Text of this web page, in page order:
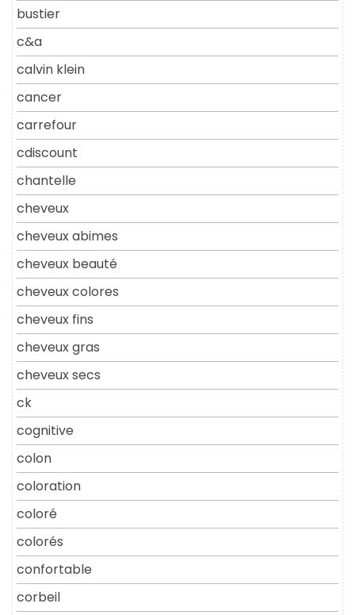
bustier
c&a
calvin klein
cancer
carrefour
cdiscount
chantelle
cheveux
cheveux abimes
cheveux beauté
cheveux colores
cheveux fins
cheveux gras
cheveux secs
ck
cognitive
colon
coloration
coloré
colorés
confortable
corbeil